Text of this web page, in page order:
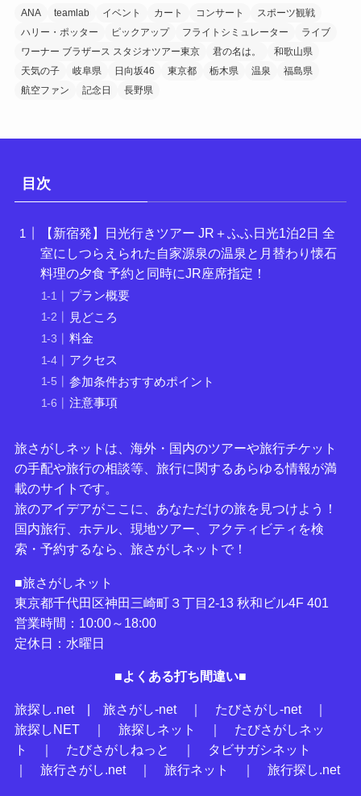
ANA teamlab イベント カート コンサート
スポーツ観戦
ハリー・ポッター
ピックアップ フライトシミュレーター
ライブ
ワーナー ブラザース スタジオツアー東京
君の名は。
和歌山県
天気の子
岐阜県 日向坂46 東京都 栃木県 温泉
福島県
航空ファン
記念日 長野県
目次
【新宿発】日光行きツアー JR＋ふふ日光1泊2日 全
室にしつらえられた自家源泉の温泉と月替わり懐石
料理の夕食 予約と同時にJR座席指定！
プラン概要
見どころ
料金
アクセス
参加条件おすすめポイント
注意事項
旅さがしネットは、海外・国内のツアーや旅行チケット
の手配や旅行の相談等、旅行に関するあらゆる情報が満
載のサイトです。
旅のアイデアがここに、あなただけの旅を見つけよう！
国内旅行、ホテル、現地ツアー、アクティビティを検
索・予約するなら、旅さがしネットで！
■旅さがしネット
東京都千代田区神田三崎町３丁目2-13 秋和ビル4F 401
営業時間：10:00～18:00
定休日：水曜日
■よくある打ち間違い■
旅探し.net| 旅さがし-net｜ たびさがし-net｜
旅探しNET｜ 旅探しネット ｜ たびさがしネッ
ト
｜ たびさがしねっと ｜
タビサガシネット
｜ 旅行さがし.net｜ 旅行ネット ｜ 旅行探し.net